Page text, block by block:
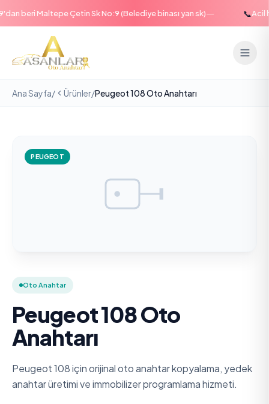
beri Maltepe Çetin Sk No:9 (Belediye binası yan sk)— Acil
Ana Sayfa/ Ürünler/Peugeot 108 Oto Anahtarı
PEUGEOT
Oto Anahtar
Peugeot 108 Oto
Anahtarı
Peugeot 108 için orijinal oto anahtar kopyalama, yedek
anahtar üretimi ve immobilizer programlama hizmeti.